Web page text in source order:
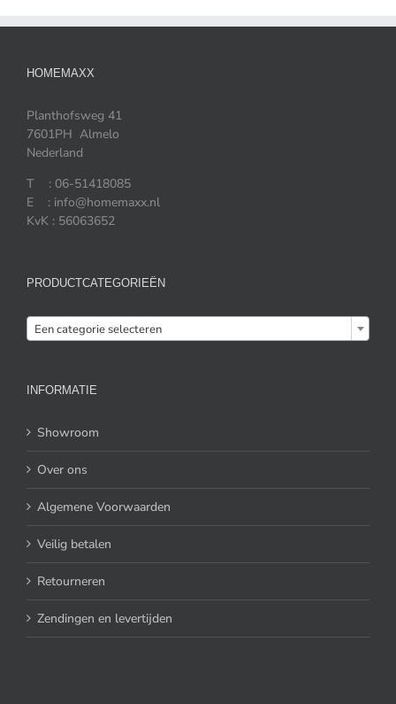
HOMEMAXX
Planthofsweg 41
7601PH Almelo
Nederland
T : 06-51418085
E : info@homemaxx.nl
KvK : 56063652
PRODUCTCATEGORIEËN
Een categorie selecteren
INFORMATIE
Showroom
Over ons
Algemene Voorwaarden
Veilig betalen
Retourneren
Zendingen en levertijden